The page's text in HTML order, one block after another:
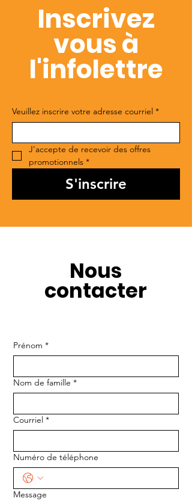
Inscrivez
vous à
l'infolettre
Veuillez inscrire votre adresse courriel *
J'accepte de recevoir des offres
promotionnels *
S'inscrire
Nous
contacter
Prénom *
Nom de famille *
Courriel *
Numéro de téléphone
Message